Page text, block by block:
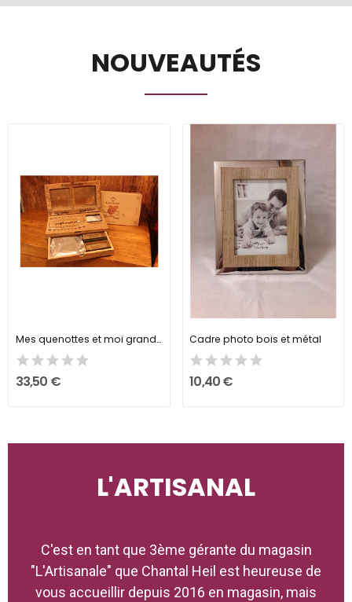
NOUVEAUTÉS
Mes quenottes et moi grand modèle
33,50 €
Cadre photo bois et métal
10,40 €
L'ARTISANAL
C'est en tant que 3ème gérante du magasin
"L'Artisanale" que Chantal Heil est heureuse de
vous accueillir depuis 2016 en magasin, mais